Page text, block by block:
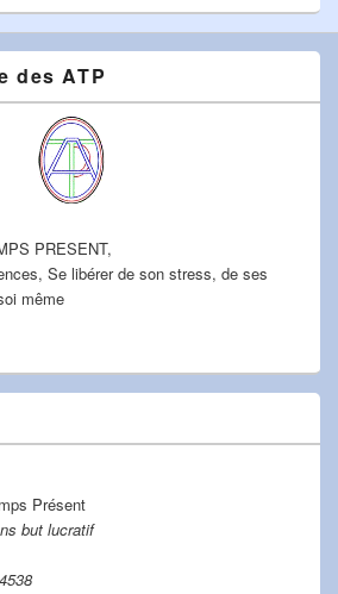
des ATP
PRESENT,
Se libérer de son stress, de ses
même
membre des ATP
Présent
but lucratif